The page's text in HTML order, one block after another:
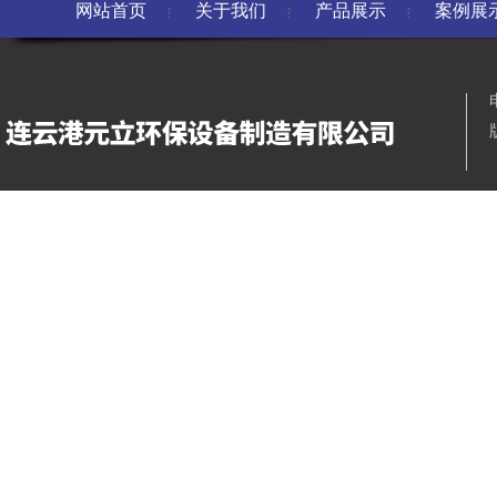
网站首页 关于我们 产品展示 案例展